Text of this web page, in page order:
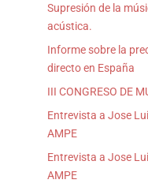
Supresión de la
acústica.
Informe sobre la
directo en España
III CONGRESO DE
Entrevista a Jose
AMPE
Entrevista a Jose
AMPE